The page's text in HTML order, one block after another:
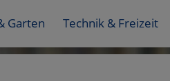
Garten Technik & Freizeit